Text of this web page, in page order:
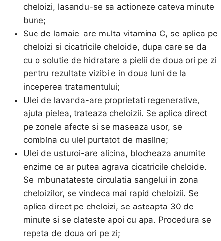
cheloizi, lasandu-se sa actioneze cateva minute
bune;
Suc de lamaie-are multa vitamina C, se aplica pe
cheloizi si cicatricile cheloide, dupa care se da
cu o solutie de hidratare a pielii de doua ori pe zi
pentru rezultate vizibile in doua luni de la
inceperea tratamentului;
Ulei de lavanda-are proprietati regenerative,
ajuta pielea, trateaza cheloizii. Se aplica direct
pe zonele afecte si se maseaza usor, se
combina cu ulei purtatot de masline;
Ulei de usturoi-are alicina, blocheaza anumite
enzime ce ar putea agrava cicatricile cheloide.
Se imbunatateste circulatia sangelui in zona
cheloizilor, se vindeca mai rapid cheloizii. Se
aplica direct pe cheloizi, se asteapta 30 de
minute si se clateste apoi cu apa. Procedura se
repeta de doua ori pe zi;